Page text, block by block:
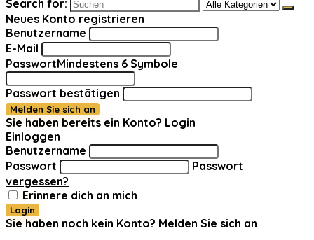
Search for:
Neues Konto registrieren
Benutzername
E-Mail
PasswortMindestens 6 Symbole
Passwort bestätigen
Melden Sie sich an
Sie haben bereits ein Konto? Login
Einloggen
Benutzername
Passwort
Passwort
vergessen?
Erinnere dich an mich
Login
Sie haben noch kein Konto? Melden Sie sich an